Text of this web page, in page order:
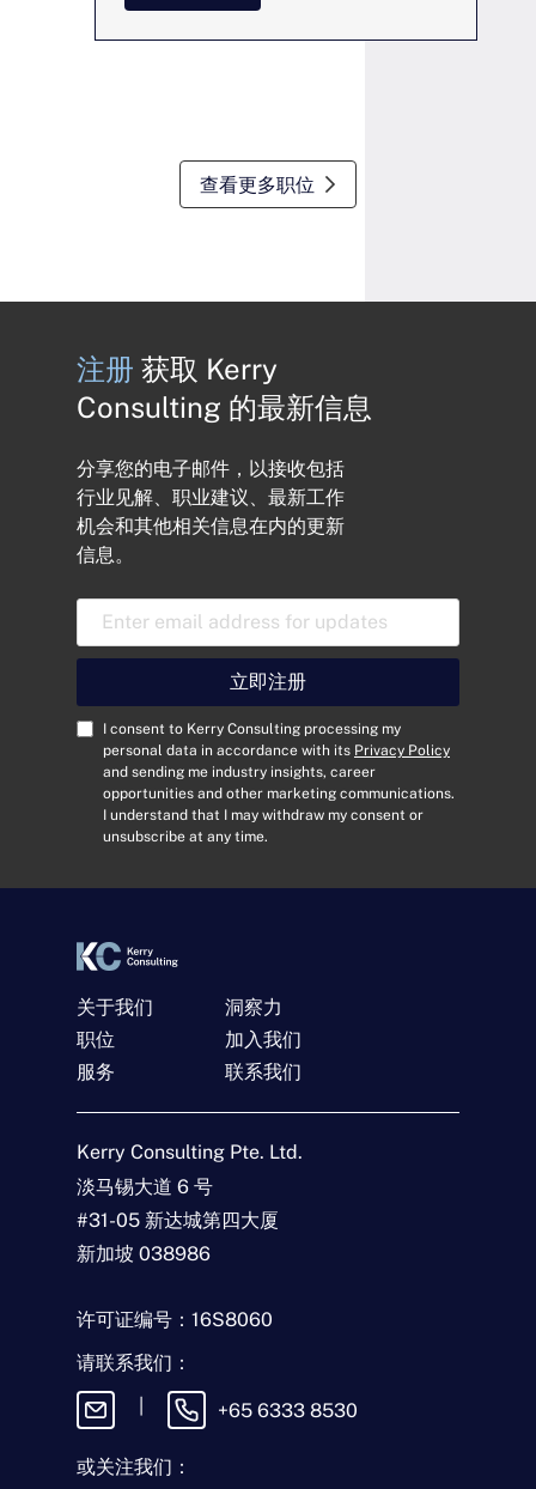
查看更多职位
名
*
电
子
件
*
查
询
类
型
*
留
言
注册 获取 Kerry
Consulting 的最新信息
分享您的电子邮件，以接收包括
行业见解、职业建议、最新工作
机会和其他相关信息在内的更新
信息。
电
邮
地
址
C
*
I consent to Kerry Consulting processing my
personal data in accordance with its Privacy Policy
and sending me industry insights, career
opportunities and other marketing communications.
I understand that I may withdraw my consent or
unsubscribe at any time.
立即注册
关于我们
职位
服务
洞察力
加入我们
联系我们
Kerry Consulting Pte. Ltd.
淡马锡大道 6 号
#31-05 新达城第四大厦
新加坡 038986
许可证编号：16S8060
请联系我们：
+65 6333 8530
或关注我们：